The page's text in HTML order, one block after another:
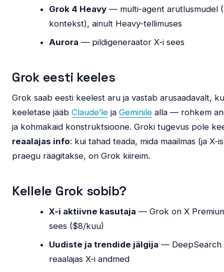
Grok 4 Heavy — multi-agent arutlusmudel
kontekst), ainult Heavy-tellimuses
Aurora — pildigeneraator X-i sees
Grok eesti keeles
Grok saab eesti keelest aru ja vastab arusaadavalt,
keeletase jääb Claude’le ja Geminile alla — rohkem
ja kohmakaid konstruktsioone. Groki tugevus pole
reaalajas info: kui tahad teada, mida maailmas (ja X-
praegu räägitakse, on Grok kiireim.
Kellele Grok sobib?
X-i aktiivne kasutaja — Grok on X
sees ($8/kuu)
Uudiste ja trendide jälgija — DeepSearch
reaalajas X-i andmed